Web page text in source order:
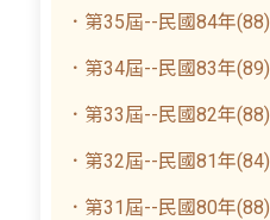
．第35屆--民國84年(88)
．第34屆--民國83年(89)
．第33屆--民國82年(88)
．第32屆--民國81年(84)
．第31屆--民國80年(88)